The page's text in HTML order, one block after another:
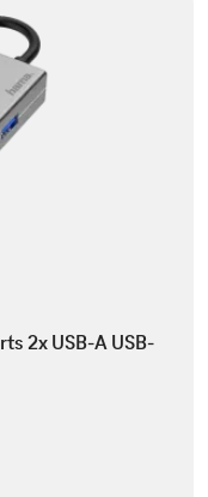
2x USB-A USB-